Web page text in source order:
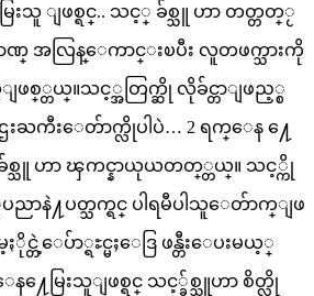
းသူ ျဖစ္ရင္.. သင့္ ခ်စ္သူ ဟာ တတ္တတ္ႂ
ာဏ္ အလြန္ေကာင္းၿပီး လူတဖက္သားကို
တယ္။သင့္အတြက္ဆို လိုခ်င္တာျဖည့္စ
ကီးေတ်ာက္လိုပါပဲ… 2 ရက္ေန ႔ေ
ခ်စ္သူ ဟာ ၾကင္နာယုယတတ္္တယ္။ သင့္ကို
ပညာနဲ႔ပတ္သက္ရင္ ပါရမီပါသူေတ်ာက္ျဖ
င္တဲ့ေပ်ာ္ရႊင္မႈေဒြ ဖန္တီးေပးမယ့္
႔ေမြးသူျဖစ္ရင္ သင့္ခ်စ္သူဟာ စိတ္လို